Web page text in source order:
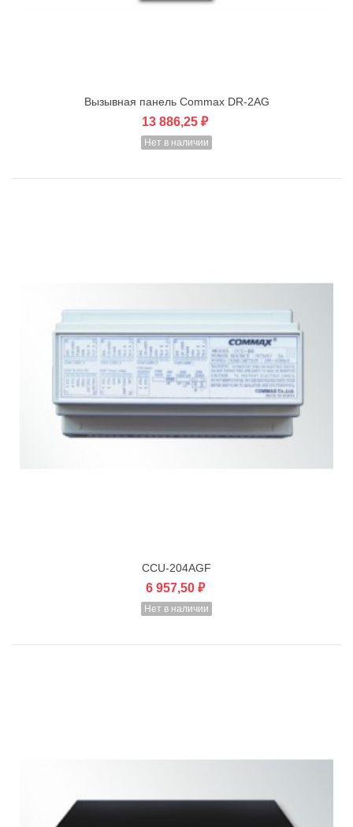
Вызывная панель Commax DR-2AG
13 886,25 ₽
Нет в наличии
CCU-204AGF
6 957,50 ₽
Нет в наличии